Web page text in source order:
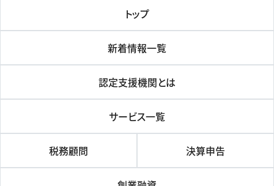
トップ
新着情報一覧
認定支援機関とは
サービス一覧
税務顧問 決算申告